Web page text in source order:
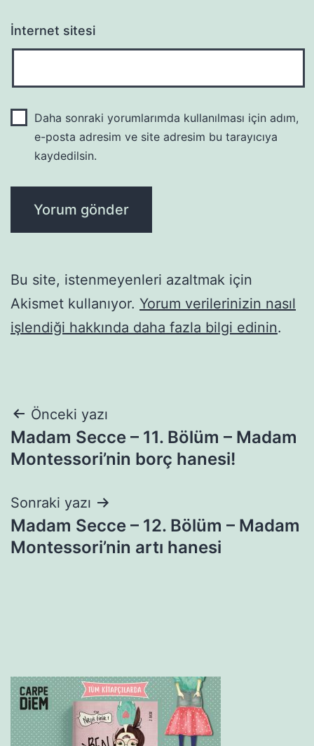
İnternet sitesi
Daha sonraki yorumlarımda kullanılması için adım,
e-posta adresim ve site adresim bu tarayıcıya
kaydedilsin.
Bu site, istenmeyenleri azaltmak için
Akismet kullanıyor. Yorum verilerinizin nasıl
işlendiği hakkında daha fazla bilgi edinin.
Yazı
gezinmesi
Önceki yazı
Madam Secce – 11. Bölüm – Madam
Montessori’nin borç hanesi!
Sonraki yazı
Madam Secce – 12. Bölüm – Madam
Montessori’nin artı hanesi